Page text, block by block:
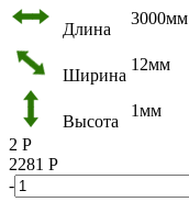
Длина
3000мм
Ширина
12мм
Высота
1мм
2 Р
2281 Р
-